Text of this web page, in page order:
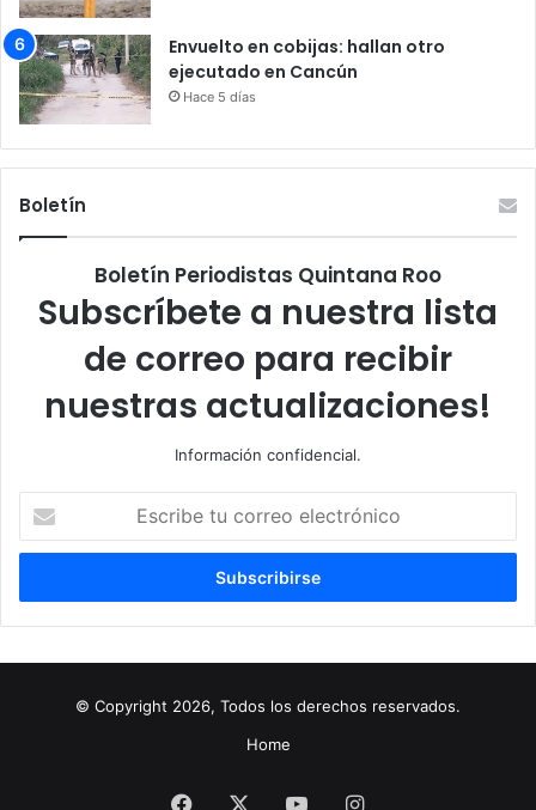
Envuelto en cobijas: hallan otro
ejecutado en Cancún
Hace 5 días
Boletín
Boletín Periodistas Quintana Roo
Subscríbete a nuestra lista
de correo para recibir
nuestras actualizaciones!
Información confidencial.
correo
© Copyright 2026, Todos los derechos reservados.
Home
Facebook YouTubeInstagram